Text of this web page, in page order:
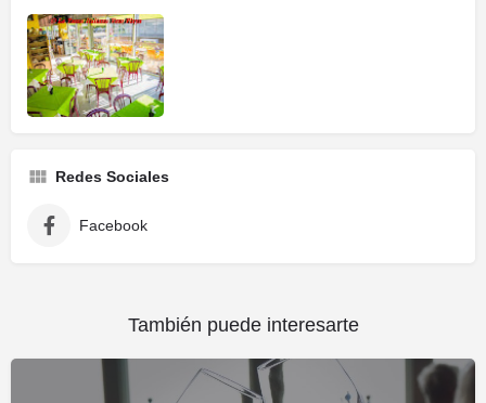
Redes Sociales
Facebook
También puede interesarte